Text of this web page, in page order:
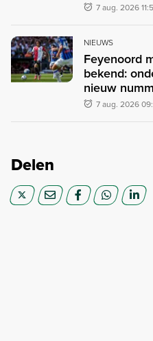
7 aug. 2026
NIEUWS
Feyenoord
bekend:
nieuw
7 aug. 2026
Delen